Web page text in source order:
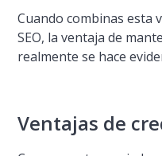
Cuando combinas esta
SEO, la ventaja de
realmente se hace
Ventajas de